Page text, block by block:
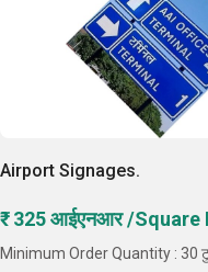
Key Facts of Pranav
Airport Signages.
₹ 325 आईएनआर /Square
Minimum Order Quantity : 30